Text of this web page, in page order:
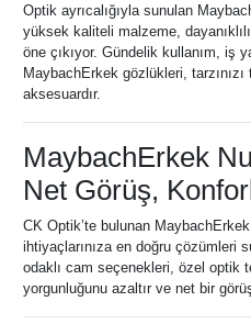
Optik ayrıcalığıyla sunulan
yüksek kaliteli malzeme,
öne çıkıyor. Gündelik kullanım, iş
MaybachErkek gözlükleri,
aksesuardır.
MaybachErkek
Net Görüş,
CK Optik’te bulunan
ihtiyaçlarınıza en doğru çözümleri
odaklı cam seçenekleri, özel optik
yorgunluğunu azaltır ve net bir